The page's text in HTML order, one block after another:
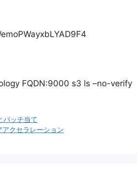
FQDN:9000 s3 ls –no-verify
パッチ当て
クセラレーション